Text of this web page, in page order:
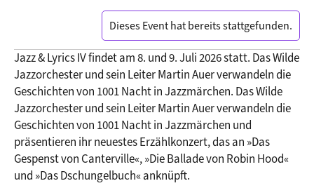
Dieses Event hat bereits stattgefunden.
Jazz & Lyrics IV findet am 8. und 9. Juli 2026 statt. Das Wilde
Jazzorchester und sein Leiter Martin Auer verwandeln die
Geschichten von 1001 Nacht in Jazzmärchen. Das Wilde
Jazzorchester und sein Leiter Martin Auer verwandeln die
Geschichten von 1001 Nacht in Jazzmärchen und
präsentieren ihr neuestes Erzählkonzert, das an »Das
Gespenst von Canterville«, »Die Ballade von Robin Hood«
und »Das Dschungelbuch« anknüpft.